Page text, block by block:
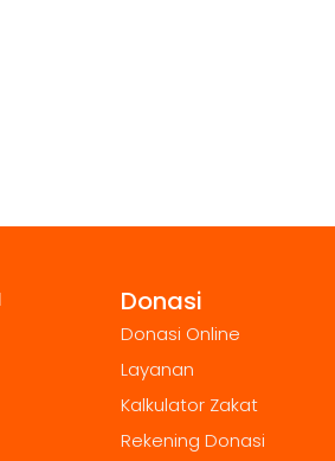
Donasi
Donasi Online
Layanan
Kalkulator Zakat
Rekening Donasi